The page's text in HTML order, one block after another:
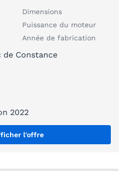
Dimensions
Puissance du moteur
Année de fabrication
de Constance
2022
l'offre